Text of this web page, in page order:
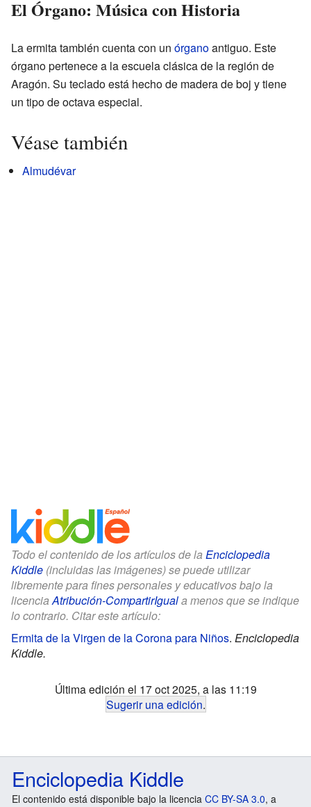
El Órgano: Música con Historia
La ermita también cuenta con un órganoantiguo. Este
órgano pertenece a la escuela clásica de la región de
Aragón. Su teclado está hecho de madera de boj y tiene
un tipo de octava especial.
Véase también
Almudévar
Todo el contenido de los artículos de la Enciclopedia
Kiddle (incluidas las imágenes) se puede utilizar
libremente para fines personales y educativos bajo la
licenciaAtribución-CompartirIguala menos que se indique
lo contrario. Citar este artículo:
Ermita de la Virgen de la Corona para Niños. Enciclopedia
Kiddle.
Última edición el 17 oct 2025, a las 11:19
Sugerir una edición.
Enciclopedia Kiddle
El contenido está disponible bajo la licencia CC BY-SA 3.0, a